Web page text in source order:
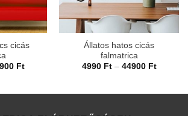
cicás
FtÁrtartomány:
Állatos hatos cicás
falmatrica
4990 Ft – 44900 Ft